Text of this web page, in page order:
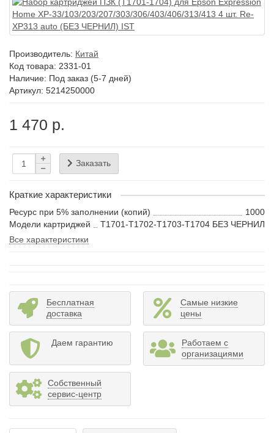
Производитель: Китай
Код товара: 2331-01
Наличие: Под заказ (5-7 дней)
Артикул: 5214250000
1 470 р.
Заказать
Краткие характеристики
Ресурс при 5% заполнении (копий)
1000
Модели картриджей
T1701-T1702-T1703-T1704 БЕЗ ЧЕРНИЛ
Все характеристики
Бесплатная
доставка
Самые низкие
цены
Даем гарантию
Работаем с
организациями
Собственный
сервис-центр